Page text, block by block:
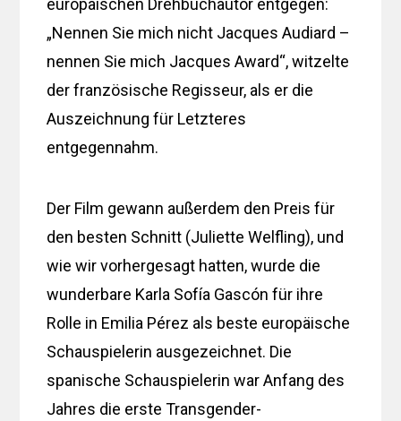
„Nennen Sie mich nicht Jacques Audiard –
nennen Sie mich Jacques Award“, witzelte
der französische Regisseur, als er die
Auszeichnung für Letzteres
entgegennahm.
Der Film gewann außerdem den Preis für
den besten Schnitt (Juliette Welfling), und
wie wir vorhergesagt hatten, wurde die
wunderbare Karla Sofía Gascón für ihre
Rolle in Emilia Pérez als beste europäische
Schauspielerin ausgezeichnet. Die
spanische Schauspielerin war Anfang des
Jahres die erste Transgender-